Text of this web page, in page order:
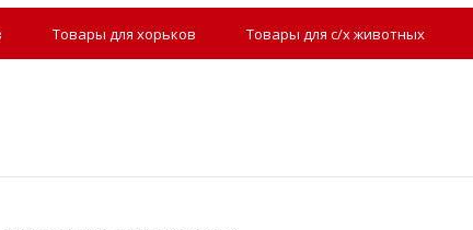
Товары для хорьков Товары для с/х животных